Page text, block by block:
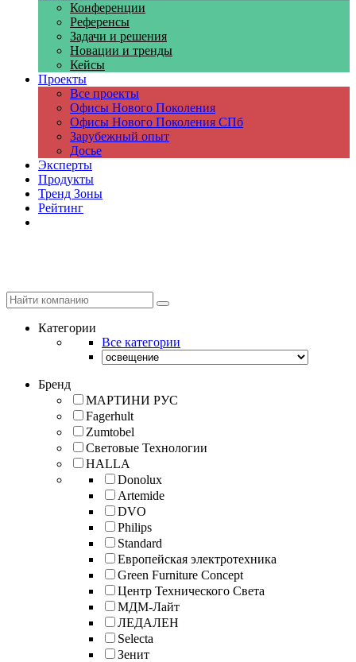
Конференции
Референсы
Задачи и решения
Новации и тренды
Кейсы
Проекты
Все проекты
Офисы Нового Поколения
Офисы Нового Поколения СПб
Зарубежный опыт
Досье
Эксперты
Продукты
Тренд Зоны
Рейтинг
Категории
Все категории
Бренд
МАРТИНИ РУС
Fagerhult
Zumtobel
Световые Технологии
HALLA
Donolux
Artemide
DVO
Philips
Standard
Европейская электротехника
Green Furniture Concept
Центр Технического Света
МДМ-Лайт
ЛЕДАЛЕН
Selecta
Зенит